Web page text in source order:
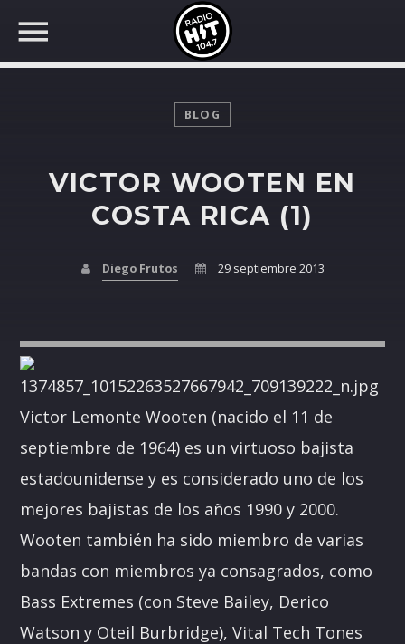
BUSCAR EN RADIO HIT
COMPARTE EN...
Twitter
Whatsapp
BLOG
VICTOR WOOTEN EN
COSTA RICA (1)
Diego Frutos 29 septiembre 2013
Victor Lemonte Wooten (nacido el 11 de
septiembre de 1964) es un virtuoso bajista
estadounidense y es considerado uno de los
mejores bajistas de los años 1990 y 2000.
Wooten también ha sido miembro de varias
bandas con miembros ya consagrados, como
Bass Extremes (con Steve Bailey, Derico
Watson y Oteil Burbridge), Vital Tech Tones